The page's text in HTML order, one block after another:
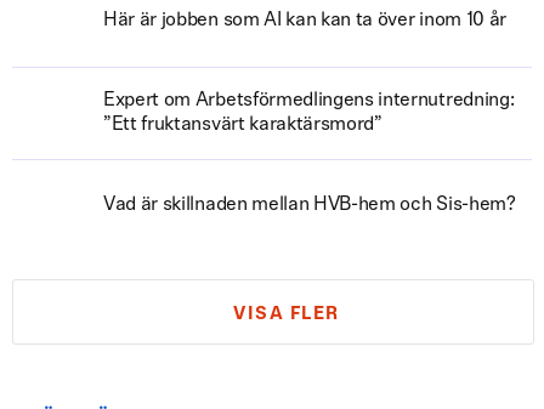
Här är jobben som AI kan kan ta över inom 10 år
Expert om Arbetsförmedlingens internutredning:
”Ett fruktansvärt karaktärsmord”
Vad är skillnaden mellan HVB-hem och Sis-hem?
VISA FLER